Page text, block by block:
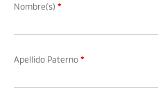
Nombre(s) *
Apellido Paterno *